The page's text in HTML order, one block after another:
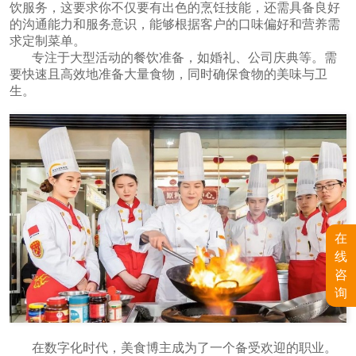
饮服务，这要求你不仅要有出色的烹饪技能，还需具备良好
的沟通能力和服务意识，能够根据客户的口味偏好和营养需
求定制菜单。
专注于大型活动的餐饮准备，如婚礼、公司庆典等。需
要快速且高效地准备大量食物，同时确保食物的美味与卫
生。
在数字化时代，美食博主成为了一个备受欢迎的职业。
在
线
咨
询